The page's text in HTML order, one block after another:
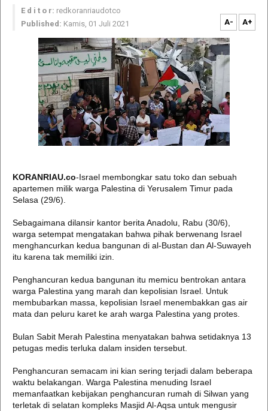
E d i t o r: redkoranriaudotco
Published: Kamis, 01 Juli 2021 A- A+
KORANRIAU.co-Israel membongkar satu toko dan sebuah
apartemen milik warga Palestina di Yerusalem Timur pada
Selasa (29/6).
Sebagaimana dilansir kantor berita Anadolu, Rabu (30/6),
warga setempat mengatakan bahwa pihak berwenang Israel
menghancurkan kedua bangunan di al-Bustan dan Al-Suwayeh
itu karena tak memiliki izin.
Penghancuran kedua bangunan itu memicu bentrokan antara
warga Palestina yang marah dan kepolisian Israel. Untuk
membubarkan massa, kepolisian Israel menembakkan gas air
mata dan peluru karet ke arah warga Palestina yang protes.
Bulan Sabit Merah Palestina menyatakan bahwa setidaknya 13
petugas medis terluka dalam insiden tersebut.
Penghancuran semacam ini kian sering terjadi dalam beberapa
waktu belakangan. Warga Palestina menuding Israel
memanfaatkan kebijakan penghancuran rumah di Silwan yang
terletak di selatan kompleks Masjid Al-Aqsa untuk mengusir